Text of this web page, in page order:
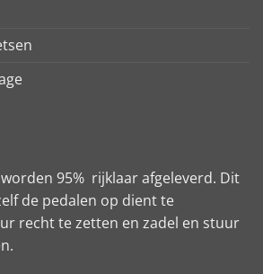
95% rijklaar afgeleverd. Dit
de pedalen op dient te
recht te zetten en zadel en stuur